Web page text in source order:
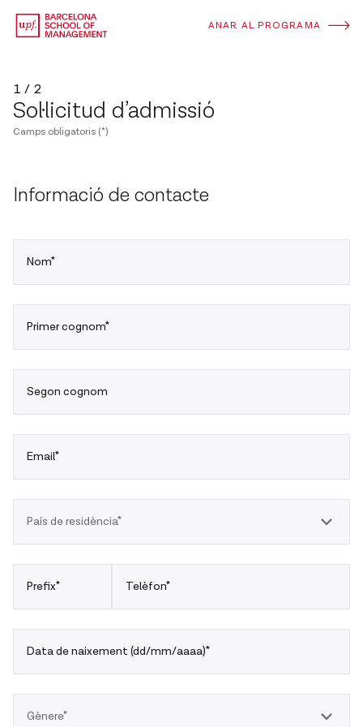
ANAR AL PROGRAMA
1 / 2
Sol·licitud d’admissió
Camps obligatoris (*)
Informació de contacte
Nom*
Primer cognom*
Segon cognom
Email*
País de residència*
Prefix* Telèfon*
Data de naixement (dd/mm/aaaa)*
Gènere*